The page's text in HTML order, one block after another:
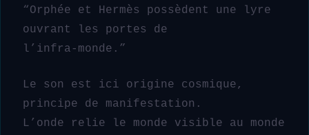
“Orphée et Hermès possèdent une lyre
ouvrant les portes de
l’infra-monde.”
Le son est ici origine cosmique,
principe de manifestation.
L’onde relie le monde visible au monde